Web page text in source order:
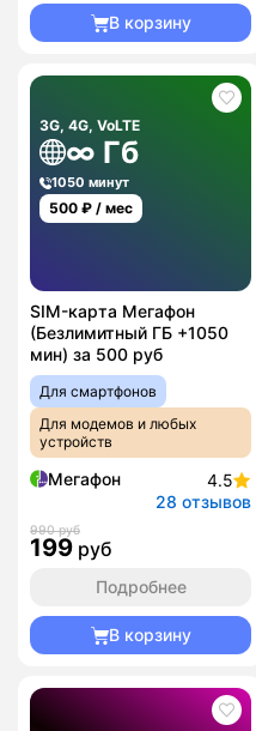
В корзину
3G, 4G, VoLTE
∞ Гб
1050 минут
500 ₽ / мес
SIM-карта Мегафон
(Безлимитный ГБ +1050
мин) за 500 руб
Для смартфонов
Для модемов и любых
устройств
Мегафон
4.5
28 отзывов
990 руб
199 руб
Подробнее
В корзину